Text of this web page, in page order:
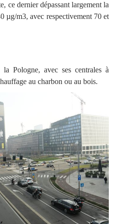
ce dernier dépassant largement la
µg/m3, avec respectivement 70 et
Pologne, avec ses centrales à
au charbon ou au bois.